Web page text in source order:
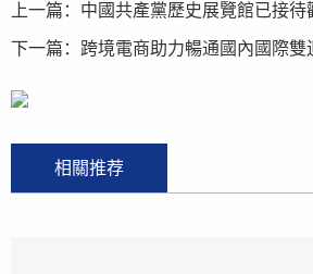
上一篇： 中國共產黨歷史展覽館已接待
下一篇： 跨境電商助力暢通國內國際雙
相關推荐